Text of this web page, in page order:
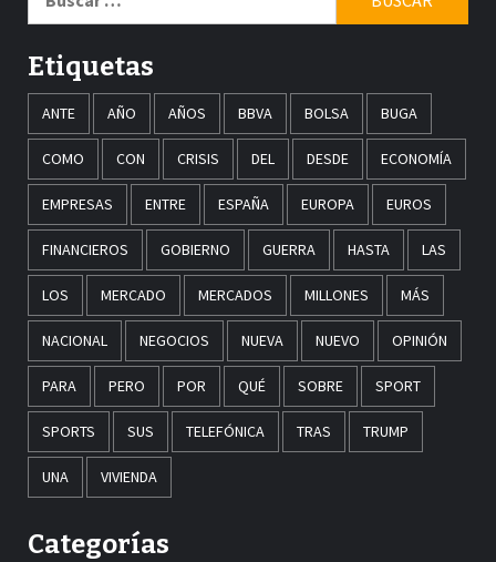
Etiquetas
ANTE AÑO AÑOS BBVA BOLSA BUGA
COMO CON CRISIS DEL DESDE ECONOMÍA
EMPRESAS ENTRE ESPAÑA EUROPA EUROS
FINANCIEROS GOBIERNO GUERRA HASTA LAS
LOS MERCADO MERCADOS MILLONES MÁS
NACIONAL NEGOCIOS NUEVA NUEVO OPINIÓN
PARA PERO POR QUÉ SOBRE SPORT
SPORTS SUS TELEFÓNICA TRAS TRUMP
UNA VIVIENDA
Categorías